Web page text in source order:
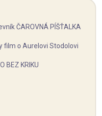
ČAROVNÁ PÍŠŤALKA
film o Aurelovi Stodolovi
BEZ KRIKU